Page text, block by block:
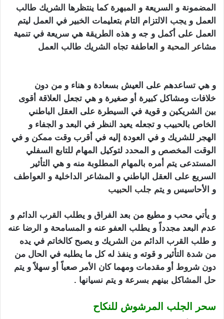
المضمونة و السريعة و المبهرة كما ينتظرها الشريك طالب
العمل و يجب الالتزام التام بتعليمات الخبير في العمل ليتم
العمل على أكمل و جه و هذه الطريقة هي سريعة في تنمية
مشاعر المحبة و العاطفة تجاه الشريك طالب العمل
و هي تساعدهم على العيش بسعادة و هناء و من دون
خلافات ومشاكل كبيرة أو صغيرة و هي تجعل العلاقة أقوى
بين الشريكين و قوية في السيطرة على العقل الباطني
الخاص بالحبيب و تجعله يعيد النظر في البعد و الجفاء و
الهجر للشريك و في العودة إليه في أقرب وقت ممكن و في
الوقت المخصص و المحدد لتوكيل المهام للتابع السفلي
المستدعى يتم أمره بالمهام المطلوبة منه و هي التأثير
السريع على العقل الباطني و المشاعر الداخلية و العواطف
و الأحاسيس و يتم جلب الحبيب
و يأتي محب و مطيع من بعد الفراق و يطلب القرب الدائم و
عدم البعد مجدداً و يطلب العفو عنه و المسامحة و الرضا عنه
و طلب القرب الدائم من الشريك و يصبح كالخاتم في يده
من شدة التأثير و قوته و ينفذ له كل ما يطلبه في الحال من
دون شروط أو مقدمات ومهما كان الأمر صعباً أو سهلاً و يتم
حل المشاكل بينهم بسرعة و يتم نسيانها .
سحر الجلب المرشوش للنكاح